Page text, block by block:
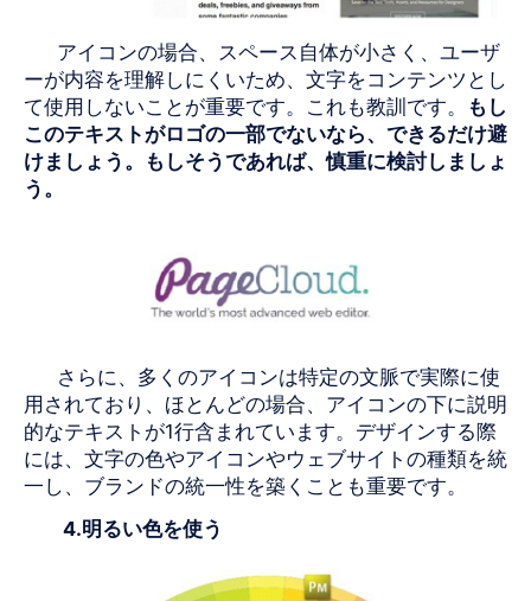
アイコンの場合、スペース自体が小さく、ユーザ
ーが内容を理解しにくいため、文字をコンテンツとし
て使用しないことが重要です。これも教訓です。
もし
このテキストがロゴの一部でないなら、できるだけ避
けましょう。もしそうであれば、慎重に検討しましょ
う。
さらに、多くのアイコンは特定の文脈で実際に使
用されており、ほとんどの場合、アイコンの下に説明
的なテキストが1行含まれています。デザインする際
には、文字の色やアイコンやウェブサイトの種類を統
一し、ブランドの統一性を築くことも重要です。
4.明るい色を使う